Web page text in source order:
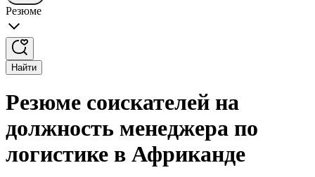
Резюме
Найти
Резюме соискателей на
должность менеджера по
логистике в Африканде